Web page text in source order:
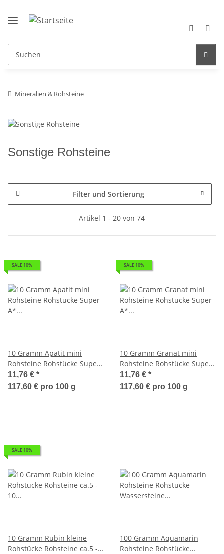
Mineralien & Rohsteine
Sonstige Rohsteine
Filter und Sortierung
Artikel 1 - 20 von 74
SALE 10%
10 Gramm Apatit mini
Rohsteine Rohstücke Super
A* Qualität ca. 8 - 15 mm,
ca. 10 - 20 Steine
11,76 € *
117,60 € pro 100 g
SALE 10%
10 Gramm Granat mini
Rohsteine Rohstücke Super
A* Qualität ca. 5 - 10 mm ,
ca. 15 -20 Steine
11,76 € *
117,60 € pro 100 g
SALE 10%
10 Gramm Rubin kleine
Rohstücke Rohsteine ca.5 -
100 Gramm Aquamarin
Rohsteine Rohstücke